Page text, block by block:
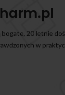
20 letnie
w